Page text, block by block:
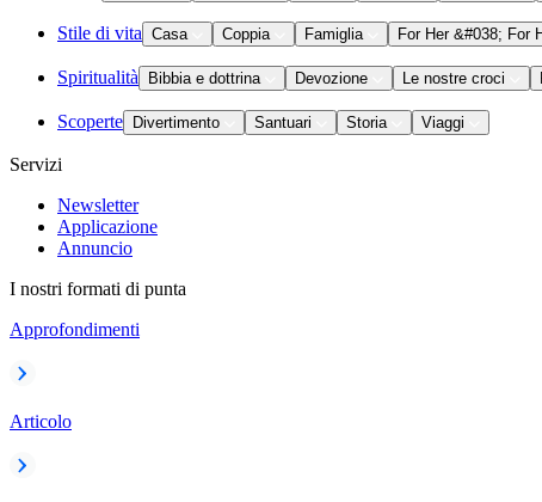
Stile di vita Casa Coppia Famiglia For Her &#038; For
Spiritualità Bibbia e dottrina Devozione Le nostre croci
Scoperte Divertimento Santuari Storia Viaggi
Servizi
Newsletter
Applicazione
Annuncio
I nostri formati di punta
Approfondimenti
Articolo